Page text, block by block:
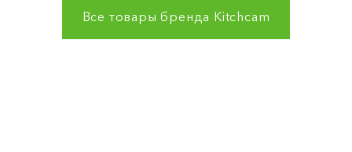
Все товары бренда Kitchcam